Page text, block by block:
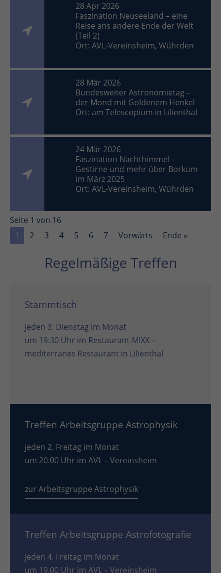
28 Apr 2026
Faszination Neuseeland – eine
Reise ans andere Ende der Welt
(Teil 2)
Ort: AVL-Vereinsheim, Wührden
28 Mär 2026
Bundesweiter Astronomietag –
der Mond mit Goldenem Henkel
Ort: am Telescopium in Lilienthal
24 Mär 2026
Faszination Nachthimmel –
Gestirne und mehr über Borkum
im März 2025
Ort: AVL-Vereinsheim, Wührden
Seite 1 von 16
1
2 3 4 5 6 7 Vorwärts Ende »
Regelmäßige Treffen
Stammtisch
jeden 3. Dienstag im Monat
um 19:30 Uhr im Restaurant MIXX –
mediterranes Restaurant in Lilienthal
Treffen Arbeitsgruppe Astrophysik
jeden 2. Freitag im Monat
um 20.00 Uhr im AVL – Vereinsheim
zur Arbeitsgruppe Astrophysik
Treffen Arbeitsgruppe Astrofotografie
jeden 4. Freitag im Monat
um 19.00 Uhr im AVL – Vereinsheim